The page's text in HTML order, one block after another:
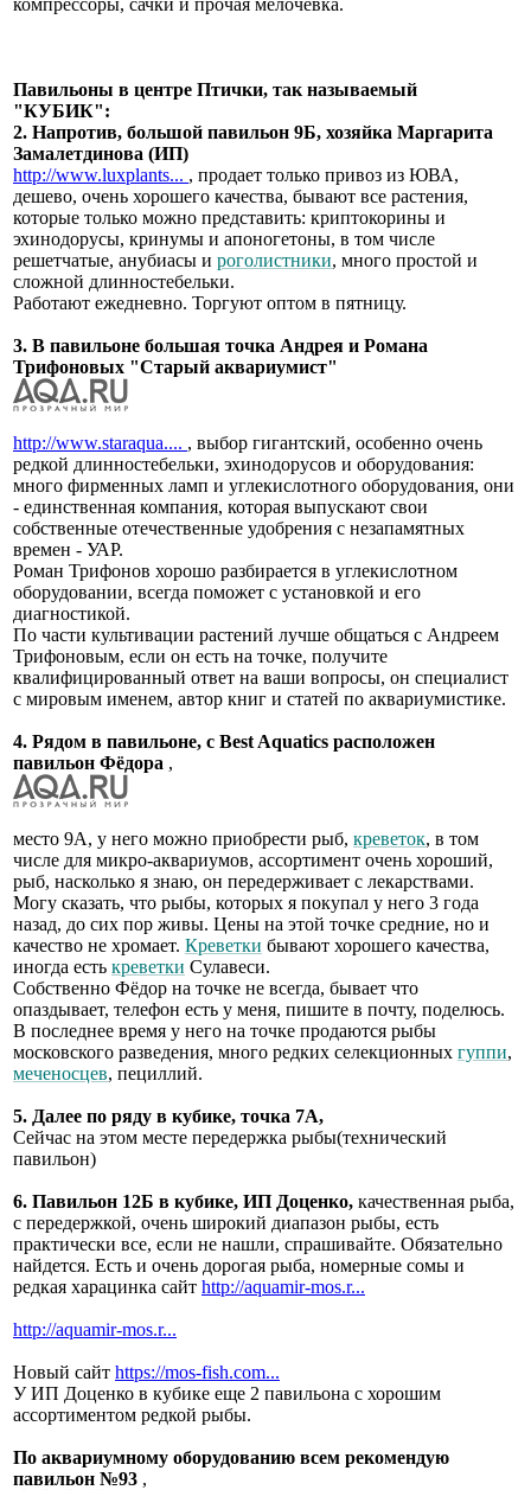
Павильоны в центре Птички, так называемый
"КУБИК":
2. Напротив, большой павильон 9Б, хозяйка Маргарита
Замалетдинова (ИП)
http://www.luxplants... , продает только привоз из ЮВА,
дешево, очень хорошего качества, бывают все растения,
которые только можно представить: криптокорины и
эхинодорусы, кринумы и апоногетоны, в том числе
решетчатые, анубиасы и роголистники, много простой и
сложной длинностебельки.
Работают ежедневно. Торгуют оптом в пятницу.
3. В павильоне большая точка Андрея и Романа
Трифоновых "Старый аквариумист"
http://www.staraqua.... , выбор гигантский, особенно очень
редкой длинностебельки, эхинодорусов и оборудования:
много фирменных ламп и углекислотного оборудования, они
- единственная компания, которая выпускают свои
собственные отечественные удобрения с незапамятных
времен - УАР.
Роман Трифонов хорошо разбирается в углекислотном
оборудовании, всегда поможет с установкой и его
диагностикой.
По части культивации растений лучше общаться с Андреем
Трифоновым, если он есть на точке, получите
квалифицированный ответ на ваши вопросы, он специалист
с мировым именем, автор книг и статей по аквариумистике.
4. Рядом в павильоне, с Best Aquatics расположен
павильон Фёдора ,
место 9А, у него можно приобрести рыб, креветок, в том
числе для микро-аквариумов, ассортимент очень хороший,
рыб, насколько я знаю, он передерживает с лекарствами.
Могу сказать, что рыбы, которых я покупал у него 3 года
назад, до сих пор живы. Цены на этой точке средние, но и
качество не хромает. Креветки бывают хорошего качества,
иногда есть креветки Сулавеси.
Собственно Фёдор на точке не всегда, бывает что
опаздывает, телефон есть у меня, пишите в почту, поделюсь.
В последнее время у него на точке продаются рыбы
московского разведения, много редких селекционных гуппи,
меченосцев, пециллий.
5. Далее по ряду в кубике, точка 7А,
Сейчас на этом месте передержка рыбы(технический
павильон)
6. Павильон 12Б в кубике, ИП Доценко, качественная рыба,
с передержкой, очень широкий диапазон рыбы, есть
практически все, если не нашли, спрашивайте. Обязательно
найдется. Есть и очень дорогая рыба, номерные сомы и
редкая харацинка сайт http://aquamir-mos.r...
http://aquamir-mos.r...
Новый сайт https://mos-fish.com...
У ИП Доценко в кубике еще 2 павильона с хорошим
ассортиментом редкой рыбы.
По аквариумному оборудованию всем рекомендую
павильон №93 ,